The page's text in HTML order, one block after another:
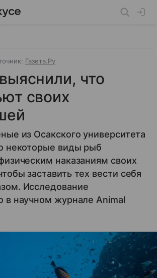
Газета.Ру
что
своих
из Осакского университета
некоторые виды рыб
наказаниям своих
заставить тех вести себя
Исследование
в научном журнале Animal